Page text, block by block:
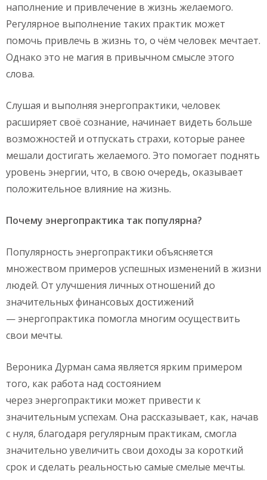
наполнение и привлечение в жизнь желаемого.
Регулярное выполнение таких практик может
помочь привлечь в жизнь то, о чём человек мечтает.
Однако это не магия в привычном смысле этого
слова.
Слушая и выполняя энергопрактики, человек
расширяет своё сознание, начинает видеть больше
возможностей и отпускать страхи, которые ранее
мешали достигать желаемого. Это помогает поднять
уровень энергии, что, в свою очередь, оказывает
положительное влияние на жизнь.
Почему энергопрактика так популярна?
Популярность энергопрактики объясняется
множеством примеров успешных изменений в жизни
людей. От улучшения личных отношений до
значительных финансовых достижений
— энергопрактика помогла многим осуществить
свои мечты.
Вероника Дурман сама является ярким примером
того, как работа над состоянием
через энергопрактики может привести к
значительным успехам. Она рассказывает, как, начав
с нуля, благодаря регулярным практикам, смогла
значительно увеличить свои доходы за короткий
срок и сделать реальностью самые смелые мечты.